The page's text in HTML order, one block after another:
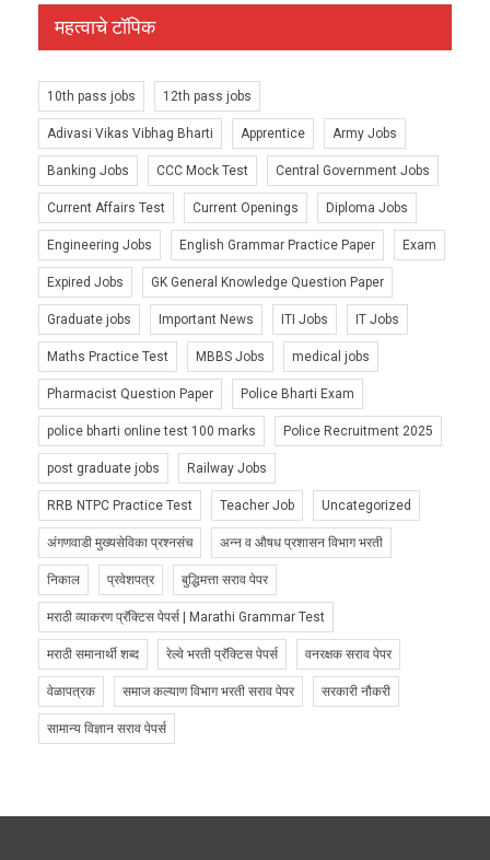
महत्वाचे टॉपिक
10th pass jobs 12th pass jobs
Adivasi Vikas Vibhag Bharti Apprentice Army Jobs
Banking Jobs CCC Mock Test Central Government Jobs
Current Affairs Test Current Openings Diploma Jobs
Engineering Jobs English Grammar Practice Paper Exam
Expired Jobs GK General Knowledge Question Paper
Graduate jobs Important News ITI Jobs IT Jobs
Maths Practice Test MBBS Jobs medical jobs
Pharmacist Question Paper Police Bharti Exam
police bharti online test 100 marks Police Recruitment 2025
post graduate jobs Railway Jobs
RRB NTPC Practice Test Teacher Job Uncategorized
अंगणवाडी मुख्यसेविका प्रश्नसंच अन्न व औषध प्रशासन विभाग भरती
निकाल प्रवेशपत्र बुद्धिमत्ता सराव पेपर
मराठी व्याकरण प्रॅक्टिस पेपर्स | Marathi Grammar Test
मराठी समानार्थी शब्द रेल्वे भरती प्रॅक्टिस पेपर्स वनरक्षक सराव पेपर
वेळापत्रक समाज कल्याण विभाग भरती सराव पेपर सरकारी नौकरी
सामान्य विज्ञान सराव पेपर्स